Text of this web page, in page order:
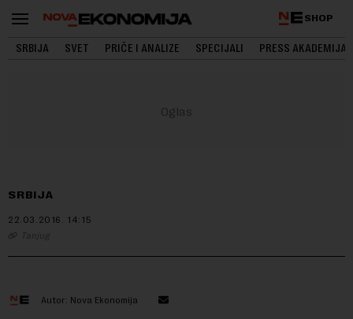
SHOP
SRBIJA SVET PRIČE I ANALIZE SPECIJALI PRESS AKADEMIJA
SRBIJA
22.03.2016. 14:15
Tanjug
Autor: Nova Ekonomija